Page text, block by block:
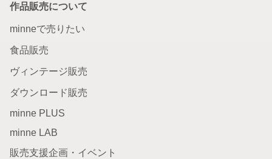
作品販売について
minneで売りたい
食品販売
ヴィンテージ販売
ダウンロード販売
minne PLUS
minne LAB
販売支援企画・イベント